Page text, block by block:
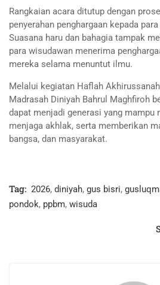
Rangkaian acara ditutup dengan
penyerahan penghargaan kepada
Suasana haru dan bahagia tampak
para wisudawan menerima
mereka selama menuntut ilmu.
Melalui kegiatan Haflah
Madrasah Diniyah Bahrul Maghfiroh
dapat menjadi generasi yang mampu
menjaga akhlak, serta memberikan
bangsa, dan masyarakat.
Tag: 2026, diniyah, gus bisri,
pondok, ppbm, wisuda